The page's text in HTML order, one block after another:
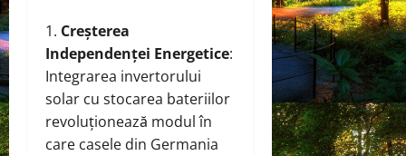
Creșterea
Independenței Energetice:
Integrarea invertorului
solar cu stocarea bateriilor
revoluționează modul în
care casele din Germania